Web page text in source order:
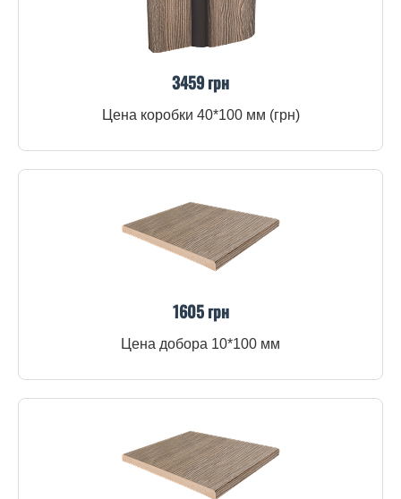
3459 грн
Цена коробки 40*100 мм (грн)
1605 грн
Цена добора 10*100 мм